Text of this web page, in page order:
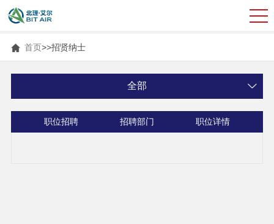
首页>>招贤纳士
全部
职位招聘 招聘部门 职位详情